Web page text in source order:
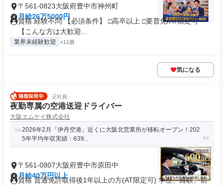
〒561-0823大阪府豊中市神州町
月給26万5000円
資格 経験不問 【必須条件】 □高卒以上 □要普免/AT限定可
【こんな方は大歓迎...
業界未経験歓迎 +11個
気になる
正社員
夜勤専属の空港送迎ドライバー
大阪エムケイ株式会社
2026年2月「伊丹空港」近くに大阪北営業所が移転オープン！202
5年平均年収実績：639...
〒561-0807大阪府豊中市原田中
月給40万円以上
資格 普通免許取得後1年以上の方(AT限定可) 学歴、経験、前